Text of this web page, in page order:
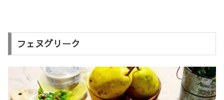
フェヌグリーク